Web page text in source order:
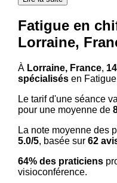
Fatigue en
Lorraine,
À Lorraine, France,
spécialisésen
Le tarif d'une séance
pour une moyenne de
La note moyenne des
5.0/5, basée sur 62
64% des praticiens
visioconférence.